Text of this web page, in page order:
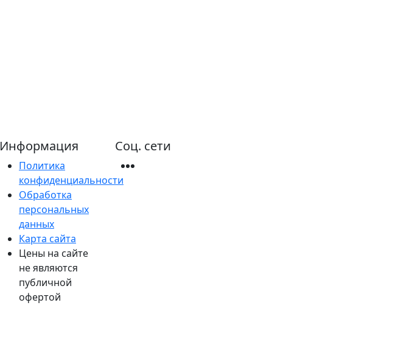
Информация
Политика
конфиденциальности
Обработка
персональных
данных
Карта сайта
Цены на сайте
не являются
публичной
офертой
Соц. сети